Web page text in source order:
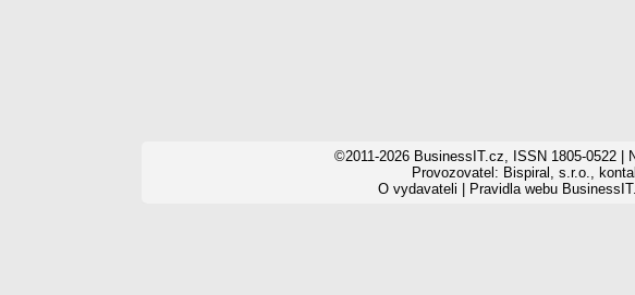
©2011-2026 BusinessIT.cz, ISSN 1805-0522
Provozovatel: Bispiral, s.r.o.,
O vydavateli
Pravidla webu